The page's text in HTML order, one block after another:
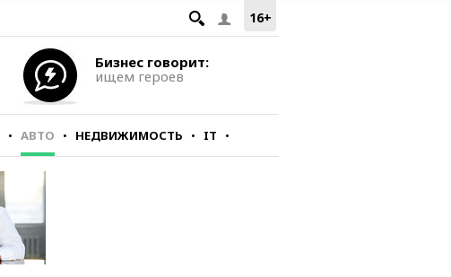
16+
Бизнес говорит:
ищем героев
АВТО НЕДВИЖИМОСТЬ IT